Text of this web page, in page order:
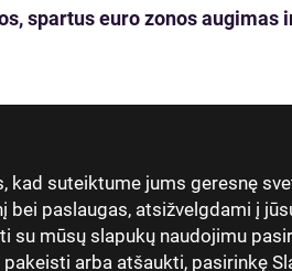
kad suteiktume jums geresnę
paslaugas, atsižvelgdami į
su mūsų slapukų naudojimu
arba atšaukti, pasirinkę
spartus euro zonos